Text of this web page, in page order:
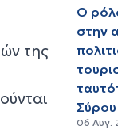
της
Ο
στην
Σύρου
06 Αυγ.